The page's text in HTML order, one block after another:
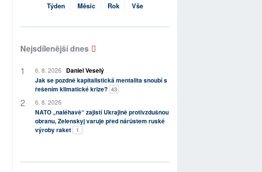
Týden Měsíc Rok Vše
Nejsdílenější dnes
6. 8. 2026
Daniel Veselý
Jak se pozdně kapitalistická mentalita snoubí s
řešením klimatické krize? 43
6. 8. 2026
NATO „naléhavě“ zajistí Ukrajině protivzdušnou
obranu, Zelenskyj varuje před nárůstem ruské
výroby raket
1